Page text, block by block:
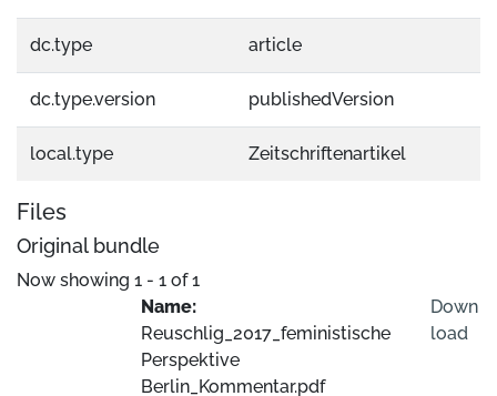
dc.type article
dc.type.version publishedVersion
local.type Zeitschriftenartikel
Files
Original bundle
Now showing 1 - 1 of 1
Name:
Reuschlig_2017_feministische
Perspektive
Berlin_Kommentar.pdf
Down
load